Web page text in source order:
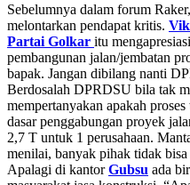
Sebelumnya dalam forum
melontarkan pendapat kritis.
Partai Golkar itu
pembangunan jalan/jembatan
bapak. Jangan dibilang nanti
Berdosalah DPRDSU bila tak
mempertanyakan apakah
dasar penggabungan proyek
2,7 T untuk 1 perusahaan.
menilai, banyak pihak tidak
Apalagi di kantorGubsu ada